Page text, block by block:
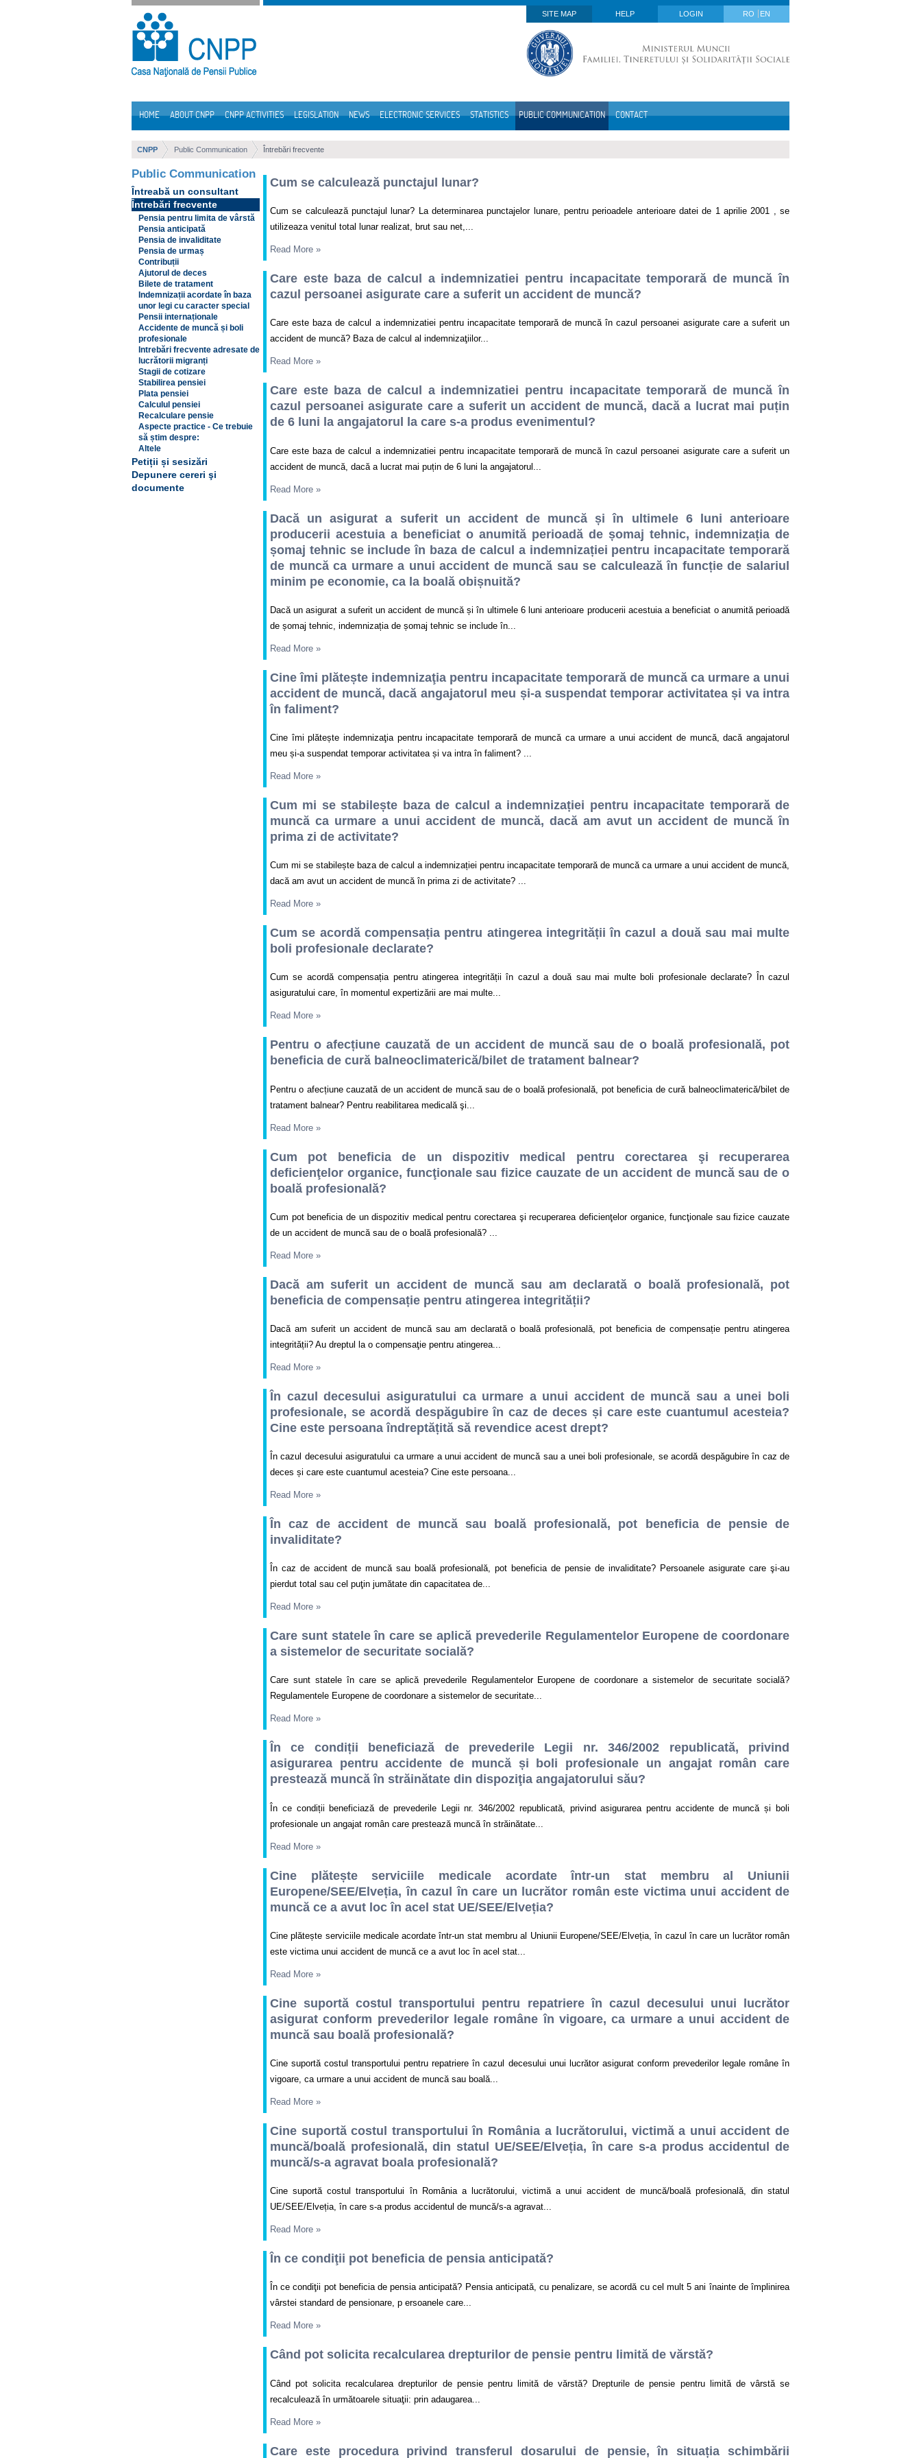
Skip to Content
SITE MAP
HELP LOGIN RO EN
HOME ABOUT CNPP CNPP ACTIVITIES LEGISLATION NEWS ELECTRONIC SERVICES STATISTICS PUBLIC COMMUNICATION CONTACT
CNPP Public Communication Întrebări frecvente
Public Communication
Întreabă un consultant
Întrebări frecvente
Pensia pentru limita de vârstă
Pensia anticipată
Pensia de invaliditate
Pensia de urmaș
Contribuții
Ajutorul de deces
Bilete de tratament
Indemnizații acordate în baza
unor legi cu caracter special
Pensii internaționale
Accidente de muncă și boli
profesionale
Intrebări frecvente adresate de
lucrătorii migranți
Stagii de cotizare
Stabilirea pensiei
Plata pensiei
Calculul pensiei
Recalculare pensie
Aspecte practice - Ce trebuie
să știm despre:
Altele
Petiții și sesizări
Depunere cereri şi
documente
Cum se calculează punctajul lunar?
Cum se calculează punctajul lunar? La determinarea punctajelor lunare, pentru perioadele anterioare datei de 1 aprilie 2001 , se
utilizeaza venitul total lunar realizat, brut sau net,...
Read More »
Care este baza de calcul a indemnizatiei pentru incapacitate temporară de muncă în
cazul persoanei asigurate care a suferit un accident de muncă?
Care este baza de calcul a indemnizatiei pentru incapacitate temporară de muncă în cazul persoanei asigurate care a suferit un
accident de muncă? Baza de calcul al indemnizaţiilor...
Read More »
Care este baza de calcul a indemnizatiei pentru incapacitate temporară de muncă în
cazul persoanei asigurate care a suferit un accident de muncă, dacă a lucrat mai puțin
de 6 luni la angajatorul la care s-a produs evenimentul?
Care este baza de calcul a indemnizatiei pentru incapacitate temporară de muncă în cazul persoanei asigurate care a suferit un
accident de muncă, dacă a lucrat mai puțin de 6 luni la angajatorul...
Read More »
Dacă un asigurat a suferit un accident de muncă și în ultimele 6 luni anterioare
producerii acestuia a beneficiat o anumită perioadă de șomaj tehnic, indemnizația de
șomaj tehnic se include în baza de calcul a indemnizației pentru incapacitate temporară
de muncă ca urmare a unui accident de muncă sau se calculează în funcție de salariul
minim pe economie, ca la boală obișnuită?
Dacă un asigurat a suferit un accident de muncă și în ultimele 6 luni anterioare producerii acestuia a beneficiat o anumită perioadă
de șomaj tehnic, indemnizația de șomaj tehnic se include în...
Read More »
Cine îmi plătește indemnizaţia pentru incapacitate temporară de muncă ca urmare a unui
accident de muncă, dacă angajatorul meu și-a suspendat temporar activitatea și va intra
în faliment?
Cine îmi plătește indemnizaţia pentru incapacitate temporară de muncă ca urmare a unui accident de muncă, dacă angajatorul
meu și-a suspendat temporar activitatea și va intra în faliment? ...
Read More »
Cum mi se stabilește baza de calcul a indemnizației pentru incapacitate temporară de
muncă ca urmare a unui accident de muncă, dacă am avut un accident de muncă în
prima zi de activitate?
Cum mi se stabilește baza de calcul a indemnizației pentru incapacitate temporară de muncă ca urmare a unui accident de muncă,
dacă am avut un accident de muncă în prima zi de activitate? ...
Read More »
Cum se acordă compensația pentru atingerea integrității în cazul a două sau mai multe
boli profesionale declarate?
Cum se acordă compensația pentru atingerea integrității în cazul a două sau mai multe boli profesionale declarate? În cazul
asiguratului care, în momentul expertizării are mai multe...
Read More »
Pentru o afecțiune cauzată de un accident de muncă sau de o boală profesională, pot
beneficia de cură balneoclimaterică/bilet de tratament balnear?
Pentru o afecțiune cauzată de un accident de muncă sau de o boală profesională, pot beneficia de cură balneoclimaterică/bilet de
tratament balnear? Pentru reabilitarea medicală şi...
Read More »
Cum pot beneficia de un dispozitiv medical pentru corectarea şi recuperarea
deficienţelor organice, funcţionale sau fizice cauzate de un accident de muncă sau de o
boală profesională?
Cum pot beneficia de un dispozitiv medical pentru corectarea şi recuperarea deficienţelor organice, funcţionale sau fizice cauzate
de un accident de muncă sau de o boală profesională? ...
Read More »
Dacă am suferit un accident de muncă sau am declarată o boală profesională, pot
beneficia de compensație pentru atingerea integrității?
Dacă am suferit un accident de muncă sau am declarată o boală profesională, pot beneficia de compensație pentru atingerea
integrității? Au dreptul la o compensaţie pentru atingerea...
Read More »
În cazul decesului asiguratului ca urmare a unui accident de muncă sau a unei boli
profesionale, se acordă despăgubire în caz de deces și care este cuantumul acesteia?
Cine este persoana îndreptățită să revendice acest drept?
În cazul decesului asiguratului ca urmare a unui accident de muncă sau a unei boli profesionale, se acordă despăgubire în caz de
deces și care este cuantumul acesteia? Cine este persoana...
Read More »
În caz de accident de muncă sau boală profesională, pot beneficia de pensie de
invaliditate?
În caz de accident de muncă sau boală profesională, pot beneficia de pensie de invaliditate? Persoanele asigurate care şi-au
pierdut total sau cel puţin jumătate din capacitatea de...
Read More »
Care sunt statele în care se aplică prevederile Regulamentelor Europene de coordonare
a sistemelor de securitate socială?
Care sunt statele în care se aplică prevederile Regulamentelor Europene de coordonare a sistemelor de securitate socială?
Regulamentele Europene de coordonare a sistemelor de securitate...
Read More »
În ce condiții beneficiază de prevederile Legii nr. 346/2002 republicată, privind
asigurarea pentru accidente de muncă și boli profesionale un angajat român care
prestează muncă în străinătate din dispoziţia angajatorului său?
În ce condiții beneficiază de prevederile Legii nr. 346/2002 republicată, privind asigurarea pentru accidente de muncă și boli
profesionale un angajat român care prestează muncă în străinătate...
Read More »
Cine plătește serviciile medicale acordate într-un stat membru al Uniunii
Europene/SEE/Elveția, în cazul în care un lucrător român este victima unui accident de
muncă ce a avut loc în acel stat UE/SEE/Elveția?
Cine plătește serviciile medicale acordate într-un stat membru al Uniunii Europene/SEE/Elveția, în cazul în care un lucrător român
este victima unui accident de muncă ce a avut loc în acel stat...
Read More »
Cine suportă costul transportului pentru repatriere în cazul decesului unui lucrător
asigurat conform prevederilor legale române în vigoare, ca urmare a unui accident de
muncă sau boală profesională?
Cine suportă costul transportului pentru repatriere în cazul decesului unui lucrător asigurat conform prevederilor legale române în
vigoare, ca urmare a unui accident de muncă sau boală...
Read More »
Cine suportă costul transportului în România a lucrătorului, victimă a unui accident de
muncă/boală profesională, din statul UE/SEE/Elveția, în care s-a produs accidentul de
muncă/s-a agravat boala profesională?
Cine suportă costul transportului în România a lucrătorului, victimă a unui accident de muncă/boală profesională, din statul
UE/SEE/Elveția, în care s-a produs accidentul de muncă/s-a agravat...
Read More »
În ce condiţii pot beneficia de pensia anticipată?
În ce condiţii pot beneficia de pensia anticipată? Pensia anticipată, cu penalizare, se acordă cu cel mult 5 ani înainte de împlinirea
vârstei standard de pensionare, p ersoanele care...
Read More »
Când pot solicita recalcularea drepturilor de pensie pentru limită de vărstă?
Când pot solicita recalcularea drepturilor de pensie pentru limită de vărstă? Drepturile de pensie pentru limită de vârstă se
recalculează în următoarele situaţii: prin adaugarea...
Read More »
Care este procedura privind transferul dosarului de pensie, în situația schimbării